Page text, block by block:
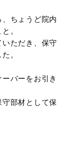
ちょうど院内
。
ただき、保守
。
バーをお引き
部材として保